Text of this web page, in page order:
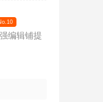
编辑铺提